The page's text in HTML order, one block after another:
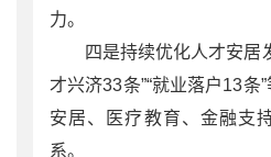
力。
四是持续优化人才安居
才兴济33条”“就业落户13条
安居、医疗教育、金融支
系。